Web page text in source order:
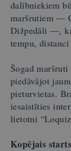
dalībniekiem
maršrutiem —
Dižpedāli —,
tempu,
Šogad
piedāvājot
pieturvietas.
iesaistīties
lietotni
Kopējais